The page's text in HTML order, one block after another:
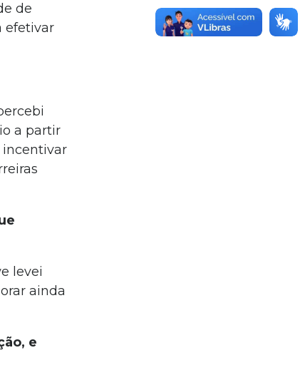
de
efetivar
a partir
incentivar
levei
ainda
e